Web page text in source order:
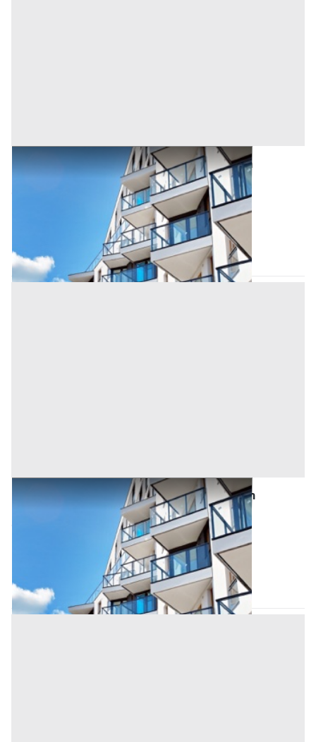
Asta Appartamento su due piani con unità
abitative autonome
San Martino di Lupari (Padova)
143.200 €
110561d1
03/11/2026
Asta Porzione di fabbricato trifamiliare con
scoperto esclusivo e garage
163.000 €
d55e86f8
20/10/2026